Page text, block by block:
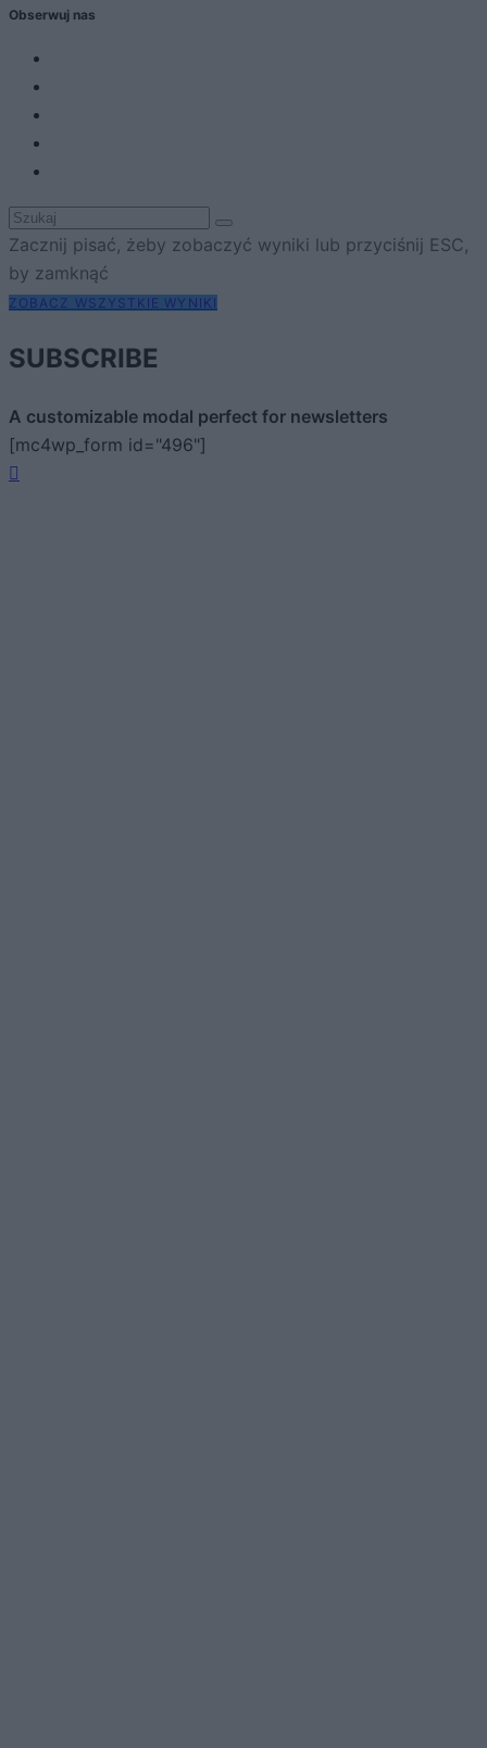
Obserwuj nas
Zacznij pisać, żeby zobaczyć wyniki lub przyciśnij ESC,
by zamknąć
ZOBACZ WSZYSTKIE WYNIKI
SUBSCRIBE
A customizable modal perfect for newsletters
[mc4wp_form id="496"]